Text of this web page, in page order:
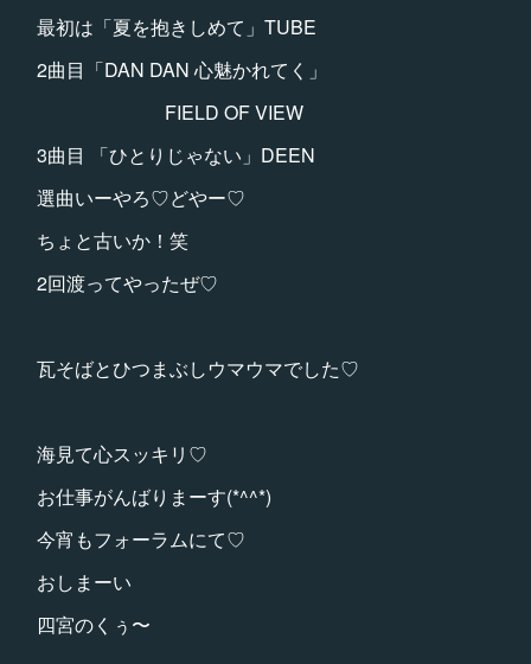
最初は「夏を抱きしめて」TUBE
2曲目「DAN DAN 心魅かれてく」
FIELD OF VIEW
3曲目 「ひとりじゃない」DEEN
選曲いーやろ♡どやー♡
ちょと古いか！笑
2回渡ってやったぜ♡
瓦そばとひつまぶしウマウマでした♡
海見て心スッキリ♡
お仕事がんばりまーす(*^^*)
今宵もフォーラムにて♡
おしまーい
四宮のくぅ〜